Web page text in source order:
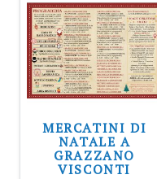
MERCATINI DI
NATALE A
GRAZZANO
VISCONTI